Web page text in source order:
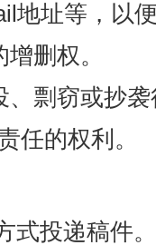
地址等，以
删权。
、剽窃或抄
任的权利。
式投递稿件。